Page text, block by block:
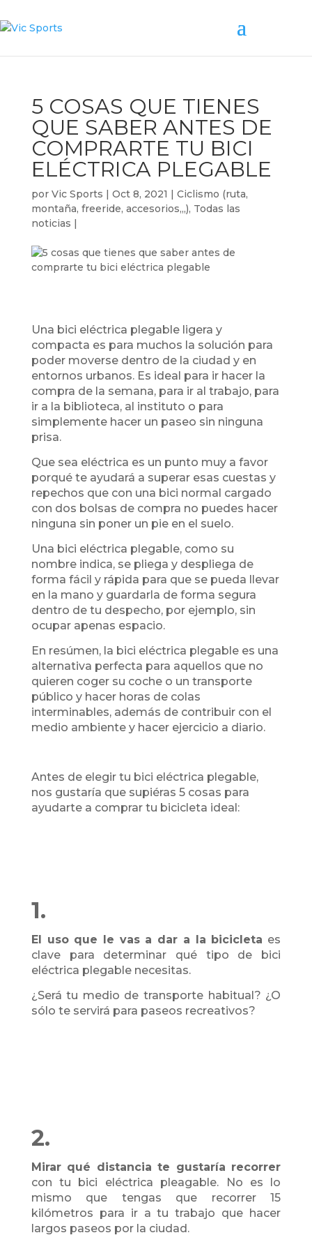
5 COSAS QUE TIENES
QUE SABER ANTES DE
COMPRARTE TU BICI
ELÉCTRICA PLEGABLE
por Vic Sports | Oct 8, 2021 | Ciclismo (ruta,
montaña, freeride, accesorios,,,), Todas las
noticias |
Una bici eléctrica plegable ligera y
compacta es para muchos la solución para
poder moverse dentro de la ciudad y en
entornos urbanos. Es ideal para ir hacer la
compra de la semana, para ir al trabajo, para
ir a la biblioteca, al instituto o para
simplemente hacer un paseo sin ninguna
prisa.
Que sea eléctrica es un punto muy a favor
porqué te ayudará a superar esas cuestas y
repechos que con una bici normal cargado
con dos bolsas de compra no puedes hacer
ninguna sin poner un pie en el suelo.
Una bici eléctrica plegable, como su
nombre indica, se pliega y despliega de
forma fácil y rápida para que se pueda llevar
en la mano y guardarla de forma segura
dentro de tu despecho, por ejemplo, sin
ocupar apenas espacio.
En resúmen, la bici eléctrica plegable es una
alternativa perfecta para aquellos que no
quieren coger su coche o un transporte
público y hacer horas de colas
interminables, además de contribuir con el
medio ambiente y hacer ejercicio a diario.
Antes de elegir tu bici eléctrica plegable,
nos gustaría que supiéras 5 cosas para
ayudarte a comprar tu bicicleta ideal:
1.
El uso que le vas a dar a la bicicleta es
clave para determinar qué tipo de bici
eléctrica plegable necesitas.
¿Será tu medio de transporte habitual? ¿O
sólo te servirá para paseos recreativos?
2.
Mirar qué distancia te gustaría recorrer
con tu bici eléctrica pleagable. No es lo
mismo que tengas que recorrer 15
kilómetros para ir a tu trabajo que hacer
largos paseos por la ciudad.